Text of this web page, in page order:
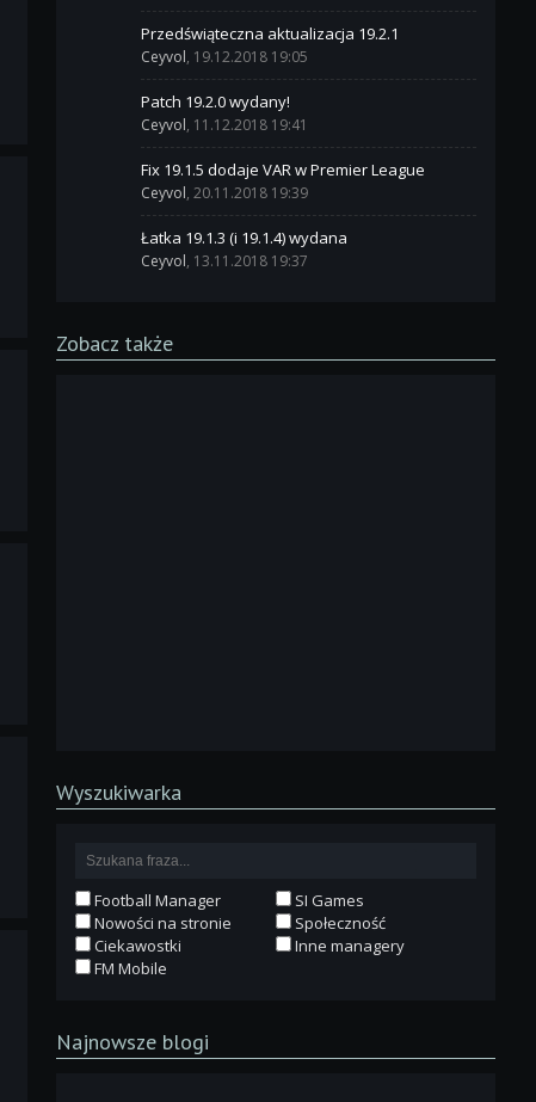
Przedświąteczna aktualizacja 19.2.1
Ceyvol, 19.12.2018 19:05
Patch 19.2.0 wydany!
Ceyvol, 11.12.2018 19:41
Fix 19.1.5 dodaje VAR w Premier League
Ceyvol, 20.11.2018 19:39
Łatka 19.1.3 (i 19.1.4) wydana
Ceyvol, 13.11.2018 19:37
Zobacz także
Wyszukiwarka
Football Manager
SI Games
Nowości na stronie
Społeczność
Ciekawostki
Inne managery
FM Mobile
Najnowsze blogi